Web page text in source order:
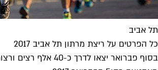
תל אביב
כל הפרטים על ריצת מרתון תל אביב 2017
בסוף פברואר יצאו לדרך כ-40 אלף רצים ורצות, במירוץ שגם יביא שוב לחסימת צירים מרכזיים ברחבי העיר. גם ראש העיר חולדאי...